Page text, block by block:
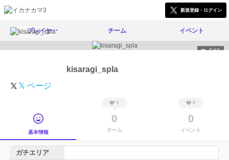
新規登録・ログイン
プレイヤー チーム イベント
543
kisaragi_spla
𝕏 ページ
基本情報
0
0
チーム
0
0
イベント
ガチエリア